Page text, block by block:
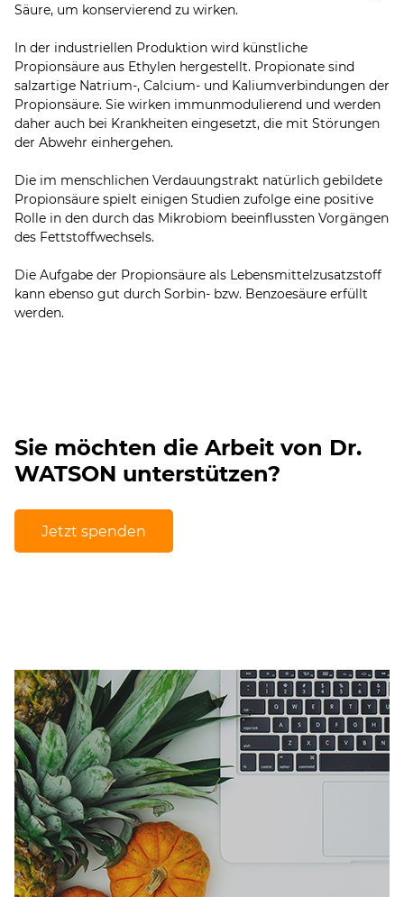
Säure, um konservierend zu wirken.
In der industriellen Produktion wird künstliche
Propionsäure aus Ethylen hergestellt. Propionate sind
salzartige Natrium-, Calcium- und Kaliumverbindungen der
Propionsäure. Sie wirken immunmodulierend und werden
daher auch bei Krankheiten eingesetzt, die mit Störungen
der Abwehr einhergehen.
Die im menschlichen Verdauungstrakt natürlich gebildete
Propionsäure spielt einigen Studien zufolge eine positive
Rolle in den durch das Mikrobiom beeinflussten Vorgängen
des Fettstoffwechsels.
Die Aufgabe der Propionsäure als Lebensmittelzusatzstoff
kann ebenso gut durch Sorbin- bzw. Benzoesäure erfüllt
Sie möchten die Arbeit von Dr.
WATSON unterstützen?
Jetzt spenden